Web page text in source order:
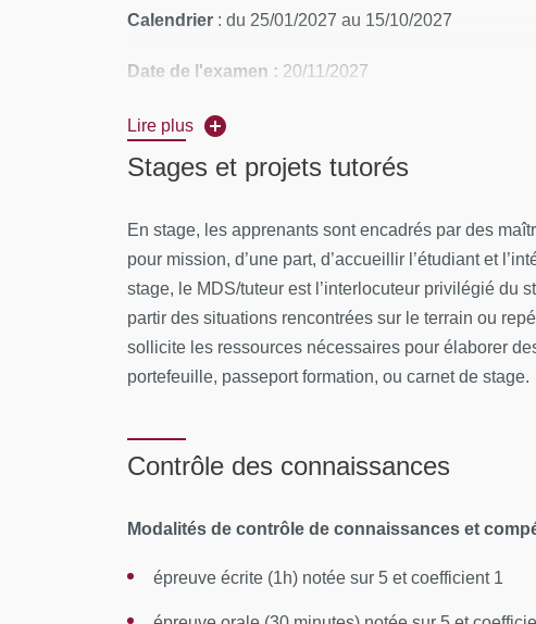
Calendrier : du 25/01/2027 au 15/10/2027
Date de l'examen : 20/11/2027
Rythme: 3 regroupement de 5 jours par an (7 heures
La formation se déroule en format mixte (présentiel
Module 1 : 25 au 29 janvier 2027
Modules 3 : 11 au 15 octobre 2026
Examen : 19/11/2027
CONTENUS PÉDAGOGIQUES
Module 1 :Bien débuter un allaitement maternel
Module 2 :La poursuite de l'allaitement maternel
Module 3 :Accompagner l'allaitement maternel
Lire plus
Stages et projets tutorés
En stage, les apprenants sont encadrés par des
pour mission, d’une part, d’accueillir l’étudiant et
stage, le MDS/tuteur est l’interlocuteur privilégié du
partir des situations rencontrées sur le terrain ou
sollicite les ressources nécessaires pour élaborer
portefeuille, passeport formation, ou carnet de stage.
Contrôle des connaissances
Modalités de contrôle de connaissances et
épreuve écrite (1h) notée sur 5 et coefficient 1